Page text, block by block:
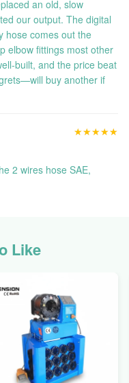
an old, slow
our output. The digital
hose comes out the
elbow fittings most other
built, and the price beat
buy another if
★★★★★
★★★★★
2 wires hose SAE,
Like